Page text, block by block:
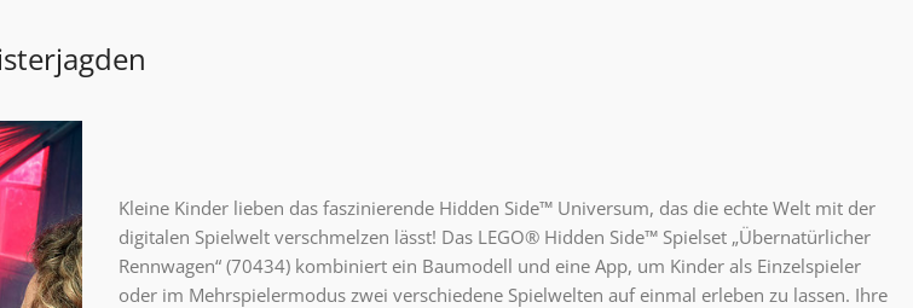
Kleine Kinder lieben das faszinierende Hidden Side™ Universum, das die echte Welt mit der
digitalen Spielwelt verschmelzen lässt! Das LEGO® Hidden Side™ Spielset „Übernatürlicher
Rennwagen“ (70434) kombiniert ein Baumodell und eine App, um Kinder als Einzelspieler
oder im Mehrspielermodus zwei verschiedene Spielwelten auf einmal erleben zu lassen. Ihre